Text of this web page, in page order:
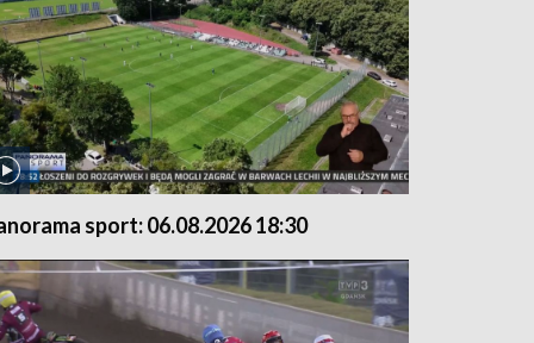
sport: 06.08.2026 18:30